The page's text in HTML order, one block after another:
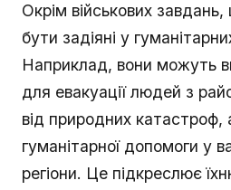
Окрім військових
бути задіяні у
Наприклад, вони можуть
для евакуації людей з
від природних
гуманітарної допомоги у
регіони. Це підкреслює